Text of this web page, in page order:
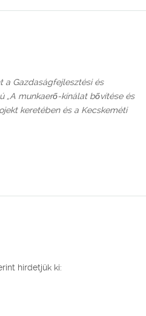
a Gazdaságfejlesztési és
„A munkaerő-kínálat bővítése és
keretében és a Kecskeméti
hirdetjük ki: